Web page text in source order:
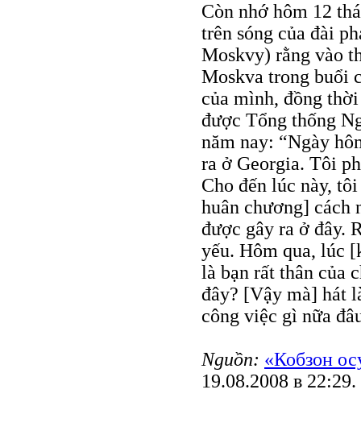
Còn nhớ hôm 12
trên sóng của đài
Moskvy) rằng vào
Moskva trong buổi
của mình, đồng
được Tổng thống
năm nay: “Ngày
ra ở Georgia. Tôi
Cho đến lúc này,
huân chương] cách
được gây ra ở đây.
yếu. Hôm qua, lúc
là bạn rất thân của
đây? [Vậy mà] hát
công việc gì nữa
Nguồn: «Кобзон
19.08.2008 в 22:29.